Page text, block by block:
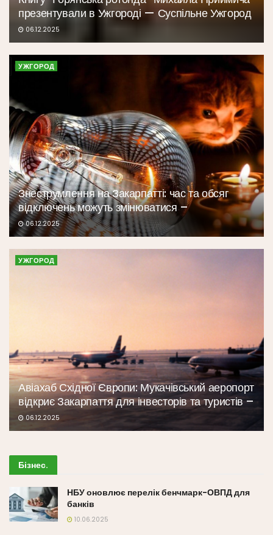
презентували в Ужгороді — Суспільне Ужгород
06.12.2025
УЖГОРОД
Знеструмлення на Закарпатті: час та обсяг
відключень можуть змінюватися –
06.12.2025
УЖГОРОД
Авіахаб Східної Європи: Мукачівський аеропорт
відкриє Закарпаття для інвесторів та туристів –
06.12.2025
Бізнес.
НБУ оновлює перелік бенчмарк-ОВПД для
банків
10.06.2025